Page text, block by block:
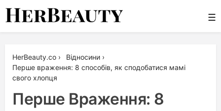
Skip
☰
HerBeauty.co › Відносини ›
Перше враження: 8 способів, як сподобатися мамі
свого хлопця
Перше Враження: 8